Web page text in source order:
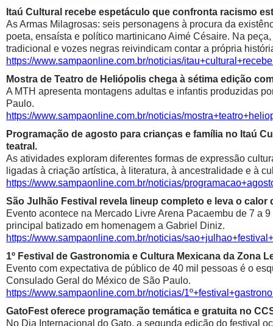
Itaú Cultural recebe espetáculo que confronta racismo
As Armas Milagrosas: seis personagens à procura da
poeta, ensaísta e político martinicano Aimé Césaire. Na
tradicional e vozes negras reivindicam contar a própria
https://www.sampaonline.com.br/noticias/
Mostra de Teatro de Heliópolis chega à sétima edição
A MTH apresenta montagens adultas e infantis produzidas
Paulo.
https://www.sampaonline.com.br/noticias/
Programação de agosto para crianças e família no Itaú
teatral.
As atividades exploram diferentes formas de expressão
ligadas à criação artística, à literatura, à ancestralidade e à
https://www.sampaonline.com.br/noticias/
São Julhão Festival revela lineup completo e leva o calor
Evento acontece na Mercado Livre Arena Pacaembu de 7 a
principal batizado em homenagem a Gabriel Diniz.
https://www.sampaonline.com.br/noticias/
1º Festival de Gastronomia e Cultura Mexicana da Zona
Evento com expectativa de público de 40 mil pessoas é o
Consulado Geral do México de São Paulo.
https://www.sampaonline.com.br/noticias/
GatoFest oferece programação temática e gratuita no
No Dia Internacional do Gato, a segunda edição do festival